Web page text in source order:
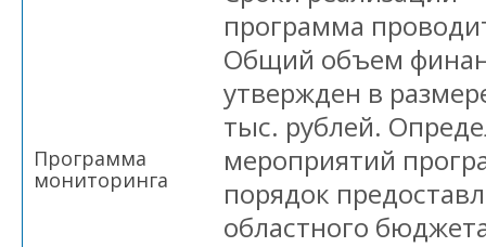
Программа
мониторинга
программа
Общий объем
утвержден в
тыс. рублей.
мероприятий
порядок
областного